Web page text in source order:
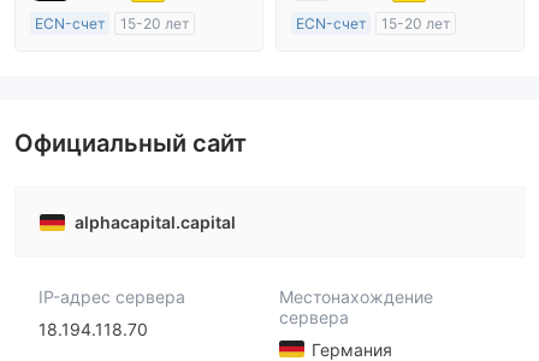
ECN-счет
15-20 лет
ECN-счет
15-20 лет
Официальный сайт
alphacapital.capital
IP-адрес сервера
18.194.118.70
Местонахождение
сервера
Германия